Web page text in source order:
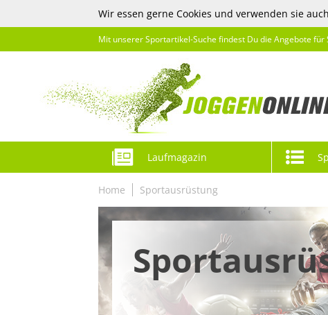
Wir essen gerne Cookies und verwenden sie
Mit unserer Sportartikel-Suche findest Du die Angebote
Laufmagazin
Home Sportausrüstung